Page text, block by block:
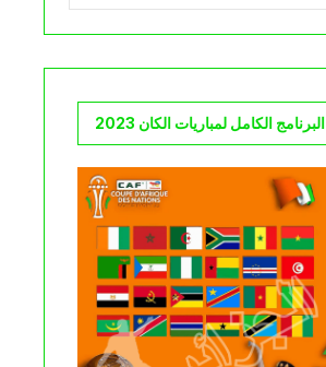
البرنامج الكامل لمباريات الكان 2023